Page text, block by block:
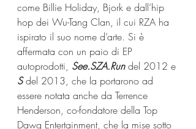
come Billie Holiday, Bjork e dall’hip
hop dei Wu-Tang Clan, il cui RZA ha
ispirato il suo nome d’arte. Si è
affermata con un paio di EP
autoprodotti, See.SZA.Run del 2012 e
S del 2013, che la portarono ad
essere notata anche da Terrence
Henderson, co-fondatore della Top
Dawg Entertainment, che la mise sotto